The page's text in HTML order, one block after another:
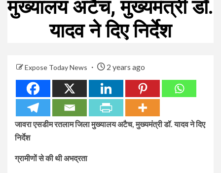
मुख्यालय अटैच, मुख्यमंत्री डॉ.
यादव ने दिए निर्देश
Expose Today News 2 years ago
जावरा एसडीम रतलाम जिला मुख्यालय अटैच, मुख्यमंत्री डॉ. यादव ने दिए
निर्देश
ग्रामीणों से की थी अभद्रता